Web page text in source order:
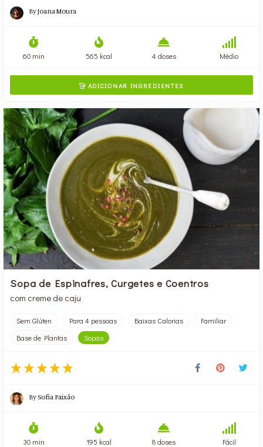
ByJoana Moura
60 min 565 kcal 4 doses Médio
ADICIONAR INGREDIENTES
Sopa de Espinafres, Curgetes e Coentros
com creme de caju
Sem Glúten Para 4 pessoas Baixas Calorias
Familiar
Base de Plantas
Sopas
BySofia Paixão
30 min 195 kcal 8 doses Fácil